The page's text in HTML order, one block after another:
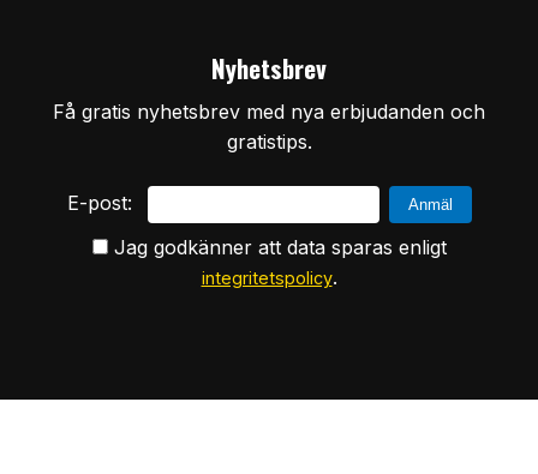
Nyhetsbrev
Få gratis nyhetsbrev med nya erbjudanden och
gratistips.
E-post:
Jag godkänner att data sparas enligt
integritetspolicy.